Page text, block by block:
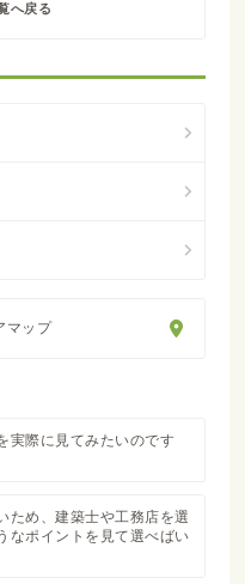
へ戻る
マップ
実際に見てみたいのです
ため、建築士や工務店を選
なポイントを見て選べばい